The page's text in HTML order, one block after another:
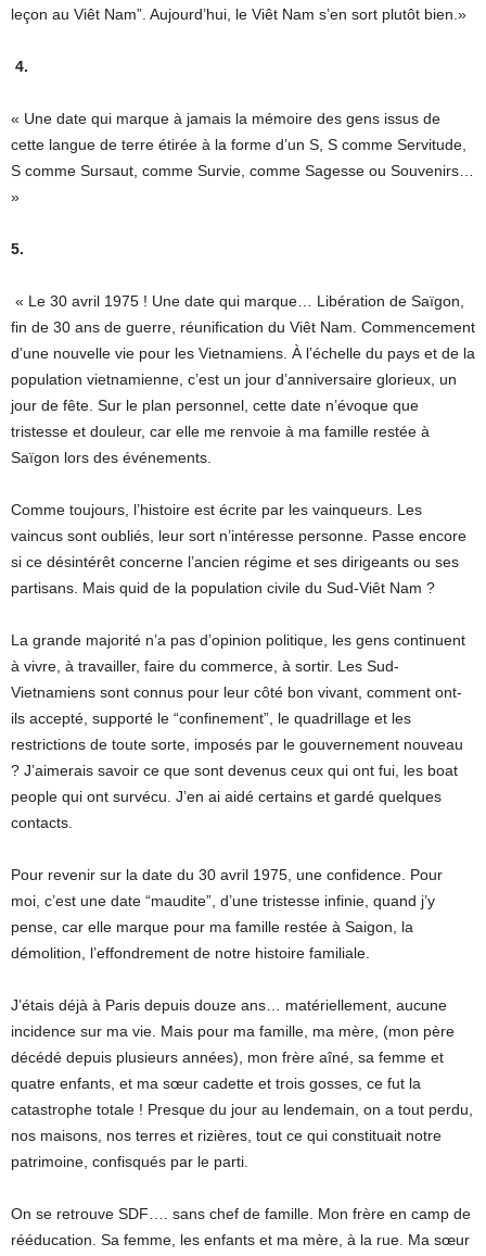
leçon au Viêt Nam”. Aujourd’hui, le Viêt Nam s’en sort plutôt bien.»
4.
« Une date qui marque à jamais la mémoire des gens issus de
cette langue de terre étirée à la forme d’un S, S comme Servitude,
S comme Sursaut, comme Survie, comme Sagesse ou Souvenirs…
»
5.
« Le 30 avril 1975 ! Une date qui marque… Libération de Saïgon,
fin de 30 ans de guerre, réunification du Viêt Nam. Commencement
d’une nouvelle vie pour les Vietnamiens. À l’échelle du pays et de la
population vietnamienne, c’est un jour d’anniversaire glorieux, un
jour de fête. Sur le plan personnel, cette date n’évoque que
tristesse et douleur, car elle me renvoie à ma famille restée à
Saïgon lors des événements.
Comme toujours, l’histoire est écrite par les vainqueurs. Les
vaincus sont oubliés, leur sort n’intéresse personne. Passe encore
si ce désintérêt concerne l’ancien régime et ses dirigeants ou ses
partisans. Mais quid de la population civile du Sud-Viêt Nam ?
La grande majorité n’a pas d’opinion politique, les gens continuent
à vivre, à travailler, faire du commerce, à sortir. Les Sud-
Vietnamiens sont connus pour leur côté bon vivant, comment ont-
ils accepté, supporté le “confinement”, le quadrillage et les
restrictions de toute sorte, imposés par le gouvernement nouveau
? J’aimerais savoir ce que sont devenus ceux qui ont fui, les boat
people qui ont survécu. J’en ai aidé certains et gardé quelques
contacts.
Pour revenir sur la date du 30 avril 1975, une confidence. Pour
moi, c’est une date “maudite”, d’une tristesse infinie, quand j’y
pense, car elle marque pour ma famille restée à Saigon, la
démolition, l’effondrement de notre histoire familiale.
J’étais déjà à Paris depuis douze ans… matériellement, aucune
incidence sur ma vie. Mais pour ma famille, ma mère, (mon père
décédé depuis plusieurs années), mon frère aîné, sa femme et
quatre enfants, et ma sœur cadette et trois gosses, ce fut la
catastrophe totale ! Presque du jour au lendemain, on a tout perdu,
nos maisons, nos terres et rizières, tout ce qui constituait notre
patrimoine, confisqués par le parti.
On se retrouve SDF…. sans chef de famille. Mon frère en camp de
rééducation. Sa femme, les enfants et ma mère, à la rue. Ma sœur